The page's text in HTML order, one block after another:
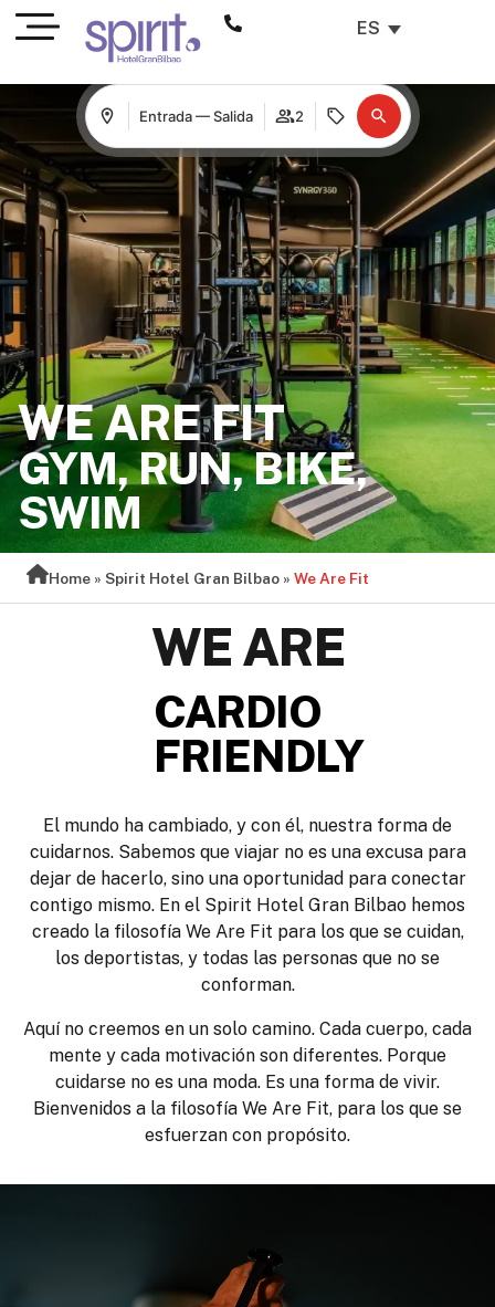
ES
Entrada — Salida 2
WE ARE FIT
GYM, RUN, BIKE,
SWIM
Home »Spirit Hotel Gran Bilbao »We Are Fit
WE ARE
AGUJETAS
FRIENDLY
El mundo ha cambiado, y con él, nuestra forma de
cuidarnos. Sabemos que viajar no es una excusa para
dejar de hacerlo, sino una oportunidad para conectar
contigo mismo. En el Spirit Hotel Gran Bilbao hemos
creado la filosofía We Are Fit para los que se cuidan,
los deportistas, y todas las personas que no se
conforman.
Aquí no creemos en un solo camino. Cada cuerpo, cada
mente y cada motivación son diferentes. Porque
cuidarse no es una moda. Es una forma de vivir.
Bienvenidos a la filosofía We Are Fit, para los que se
esfuerzan con propósito.